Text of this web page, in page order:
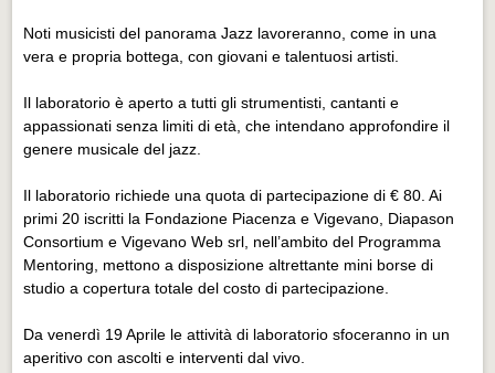
Noti musicisti del panorama Jazz lavoreranno, come in una
vera e propria bottega, con giovani e talentuosi artisti.
Il laboratorio è aperto a tutti gli strumentisti, cantanti e
appassionati senza limiti di età, che intendano approfondire il
genere musicale del jazz.
Il laboratorio richiede una quota di partecipazione di € 80. Ai
primi 20 iscritti la Fondazione Piacenza e Vigevano, Diapason
Consortium e Vigevano Web srl, nell’ambito del Programma
Mentoring, mettono a disposizione altrettante mini borse di
studio a copertura totale del costo di partecipazione.
Da venerdì 19 Aprile le attività di laboratorio sfoceranno in un
aperitivo con ascolti e interventi dal vivo.